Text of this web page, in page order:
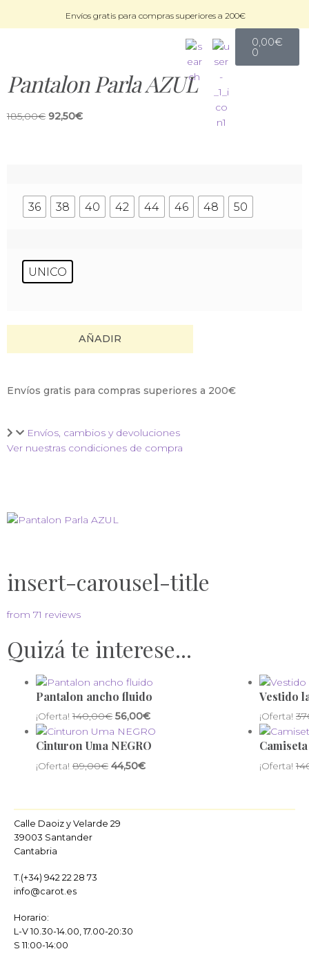
Envíos gratis para compras superiores a 200€
0,00€
0
Pantalon Parla AZUL
185,00€ 92,50€
36 38 40 42 44 46 48 50
UNICO
AÑADIR
Envíos gratis para compras superiores a 200€
Envíos, cambios y devoluciones
Ver nuestras condiciones de compra
insert-carousel-title
from 71 reviews
Quizá te interese...
Pantalon ancho fluido
¡Oferta! 140,00€ 56,00€
Vestido
¡Oferta!
Cinturon Uma NEGRO
¡Oferta! 89,00€ 44,50€ ¡Oferta!
Calle Daoiz y Velarde 29
39003 Santander
Cantabria
T. (+34) 942 22 28 73
info@carot.es
Horario:
L-V 10.30-14.00, 17.00-20:30
S 11:00-14:00